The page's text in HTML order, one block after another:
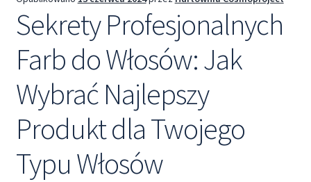
Trychologia
Szkolenia
Blog
Kontakt
Sekrety Profesjonalnych
Farb do Włosów: Jak
Wybrać Najlepszy
Produkt dla Twojego
Typu Włosów